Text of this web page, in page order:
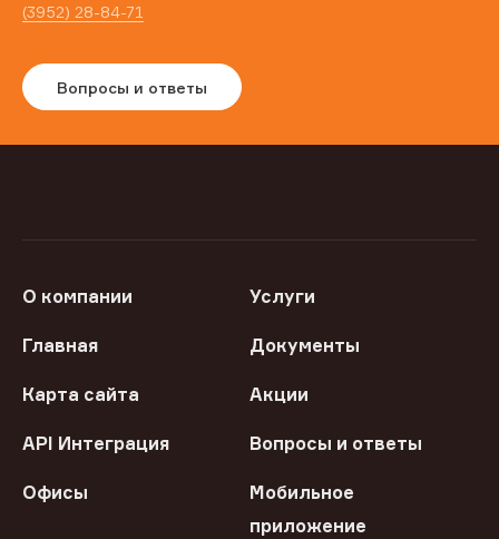
(3952) 28-84-71
Вопросы и ответы
О компании Услуги
Главная Документы
Карта сайта Акции
API Интеграция Вопросы и ответы
Офисы
Мобильное
приложение